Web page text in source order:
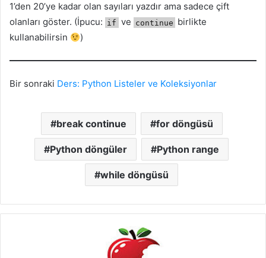
1’den 20’ye kadar olan sayıları yazdır ama sadece çift
olanları göster. (İpucu: if ve continue birlikte
kullanabilirsin
)
Bir sonraki Ders: Python Listeler ve Koleksiyonlar
break continue for döngüsü
Python döngüler Python range
while döngüsü